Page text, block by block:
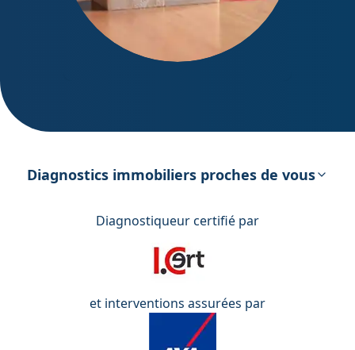
énergétique
Diagnostics immobiliers proches de vous
Diagnostiqueur certifié par
et interventions assurées par